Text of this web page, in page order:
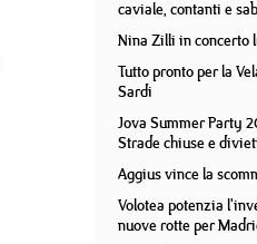
caviale, contanti e
Nina Zilli in concerto
Tutto pronto per la
Sardi
Jova Summer Party
Strade chiuse e
Aggius vince la
Volotea potenzia
nuove rotte per